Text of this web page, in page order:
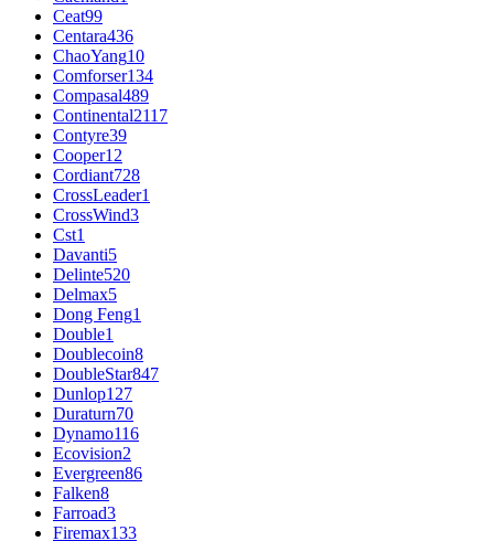
Ceat99
Centara436
ChaoYang10
Comforser134
Compasal489
Continental2117
Contyre39
Cooper12
Cordiant728
CrossLeader1
CrossWind3
Cst1
Davanti5
Delinte520
Delmax5
Dong Feng1
Double1
Doublecoin8
DoubleStar847
Dunlop127
Duraturn70
Dynamo116
Ecovision2
Evergreen86
Falken8
Farroad3
Firemax133